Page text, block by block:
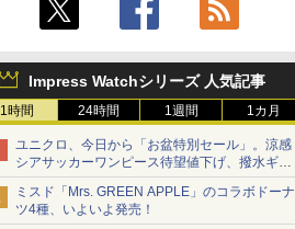
Impress Watchシリーズ 人気記事
1時間 24時間 1週間 1カ月
ユニクロ、今日から「お盆特別セール」。涼感
シアサッカーワンピース待望値下げ、撥水ギア
ショーツは1990円に
ミスド「Mrs. GREEN APPLE」のコラボドーナ
ツ4種、いよいよ発売！